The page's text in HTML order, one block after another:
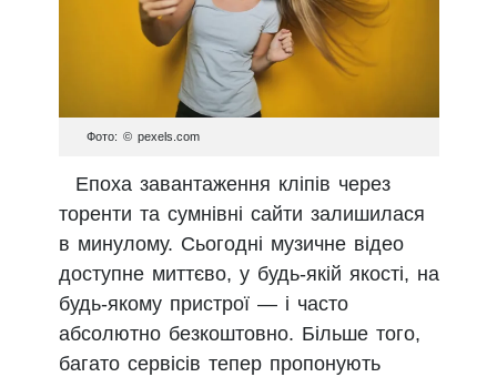
Фото: © pexels.com
Епоха завантаження кліпів через
торенти та сумнівні сайти залишилася
в минулому. Сьогодні музичне відео
доступне миттєво, у будь-якій якості, на
будь-якому пристрої — і часто
абсолютно безкоштовно. Більше того,
багато сервісів тепер пропонують